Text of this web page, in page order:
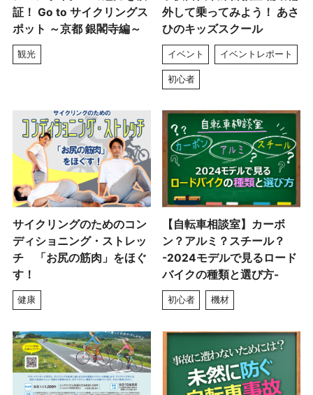
証！ Go to サイクリングス
ポット ～京都 銀閣寺編～
観光
外して乗ってみよう！ あさ
ひのキッズスクール
イベント イベントレポート
初心者
サイクリングのためのコン
ディショニング・ストレッ
チ 「お尻の筋肉」をほぐ
す！
健康
【自転車相談室】カーボ
ン？アルミ？スチール？
-2024モデルで見るロード
バイクの種類と選び方-
初心者 機材